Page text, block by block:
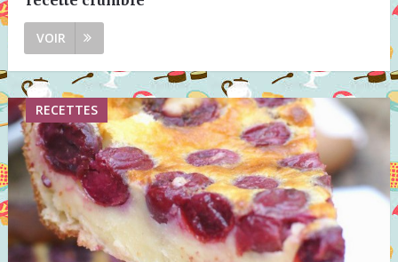
VOIR
RECETTES